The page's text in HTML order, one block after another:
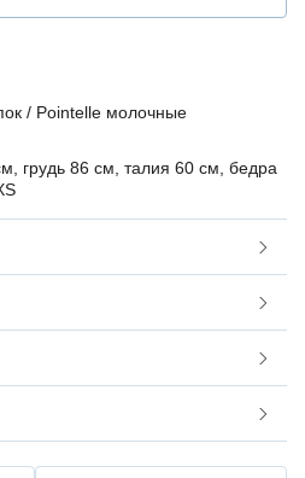
/ Pointelle молочные
грудь 86 см, талия 60 см, бедра